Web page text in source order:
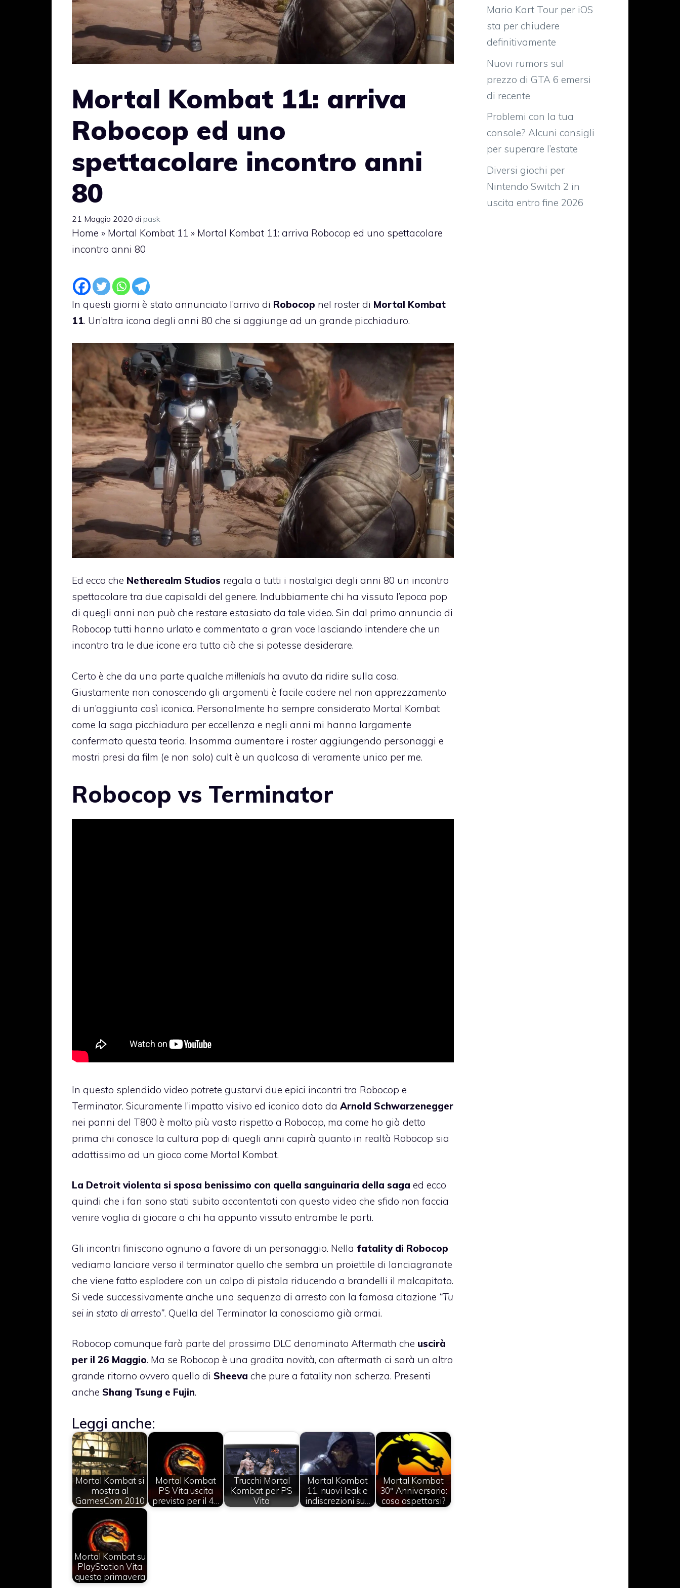
Mortal Kombat 11: arriva
Robocop ed uno
spettacolare incontro anni
80
21 Maggio 2020 di pask
Home » Mortal Kombat 11 » Mortal Kombat 11: arriva Robocop ed uno spettacolare
incontro anni 80
In questi giorni è stato annunciato l’arrivo di Robocop nel roster di Mortal Kombat
11. Un’altra icona degli anni 80 che si aggiunge ad un grande picchiaduro.
Ed ecco che Netherealm Studios regala a tutti i nostalgici degli anni 80 un incontro
spettacolare tra due capisaldi del genere. Indubbiamente chi ha vissuto l’epoca pop
di quegli anni non può che restare estasiato da tale video. Sin dal primo annuncio di
Robocop tutti hanno urlato e commentato a gran voce lasciando intendere che un
incontro tra le due icone era tutto ciò che si potesse desiderare.
Certo è che da una parte qualche millenials ha avuto da ridire sulla cosa.
Giustamente non conoscendo gli argomenti è facile cadere nel non apprezzamento
di un’aggiunta così iconica. Personalmente ho sempre considerato Mortal Kombat
come la saga picchiaduro per eccellenza e negli anni mi hanno largamente
confermato questa teoria. Insomma aumentare i roster aggiungendo personaggi e
mostri presi da film (e non solo) cult è un qualcosa di veramente unico per me.
Robocop vs Terminator
In questo splendido video potrete gustarvi due epici incontri tra Robocop e
Terminator. Sicuramente l’impatto visivo ed iconico dato da Arnold Schwarzenegger
nei panni del T800 è molto più vasto rispetto a Robocop, ma come ho già detto
prima chi conosce la cultura pop di quegli anni capirà quanto in realtà Robocop sia
adattissimo ad un gioco come Mortal Kombat.
La Detroit violenta si sposa benissimo con quella sanguinaria della saga ed ecco
quindi che i fan sono stati subito accontentati con questo video che sfido non faccia
venire voglia di giocare a chi ha appunto vissuto entrambe le parti.
Gli incontri finiscono ognuno a favore di un personaggio. Nella fatality di Robocop
vediamo lanciare verso il terminator quello che sembra un proiettile di lanciagranate
che viene fatto esplodere con un colpo di pistola riducendo a brandelli il malcapitato.
Si vede successivamente anche una sequenza di arresto con la famosa citazione “Tu
sei in stato di arresto”. Quella del Terminator la conosciamo già ormai.
Robocop comunque farà parte del prossimo DLC denominato Aftermath che uscirà
per il 26 Maggio. Ma se Robocop è una gradita novità, con aftermath ci sarà un altro
grande ritorno ovvero quello di Sheeva che pure a fatality non scherza. Presenti
anche Shang Tsung e Fujin.
Leggi anche:
Mortal Kombat si
mostra al
GamesCom 2010
Mortal Kombat
PS Vita uscita
prevista per il 4…
Trucchi Mortal
Kombat per PS
Vita
Mortal Kombat
11, nuovi leak e
indiscrezioni su…
Mortal Kombat
30° Anniversario:
cosa aspettarsi?
Mortal Kombat su
PlayStation Vita
questa primavera
Mario Kart Tour per iOS
sta per chiudere
definitivamente
Nuovi rumors sul
prezzo di GTA 6 emersi
di recente
Problemi con la tua
console? Alcuni consigli
per superare l’estate
Diversi giochi per
Nintendo Switch 2 in
uscita entro fine 2026